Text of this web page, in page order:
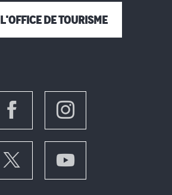
L'OFFICE DE TOURISME